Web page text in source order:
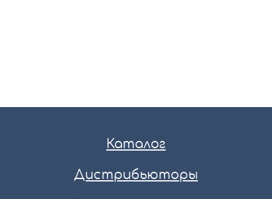
Каталог
Дистрибьюторы